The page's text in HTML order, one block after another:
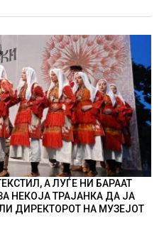
А ЛУЃЕ НИ БАРААТ
НЕКОЈА ТРАЈАНКА ДА ЈА
ДИРЕКТОРОТ НА МУЗЕЈОТ